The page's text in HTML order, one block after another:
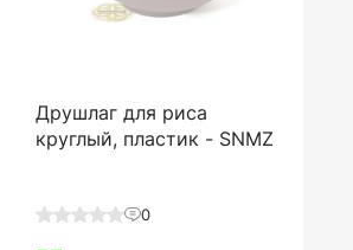
Друшлаг для риса
круглый, пластик - SNMZ
0